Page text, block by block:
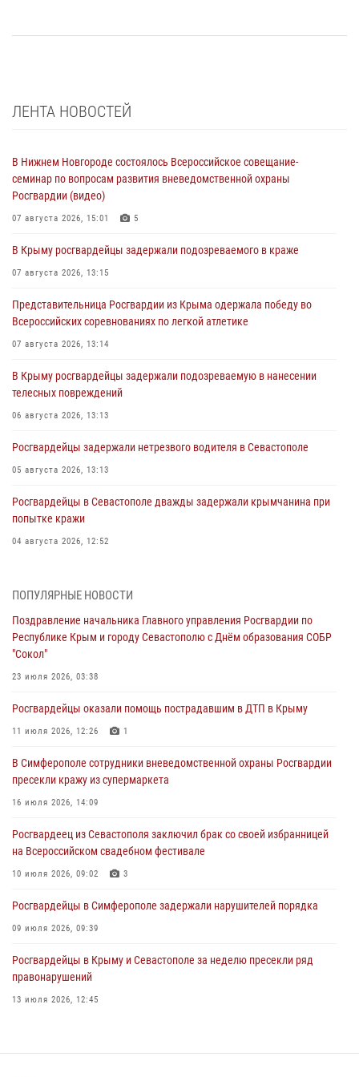
ЛЕНТА НОВОСТЕЙ
В Нижнем Новгороде состоялось Всероссийское совещание-
семинар по вопросам развития вневедомственной охраны
Росгвардии (видео)
07 августа 2026, 15:01 5
В Крыму росгвардейцы задержали подозреваемого в краже
07 августа 2026, 13:15
Представительница Росгвардии из Крыма одержала победу во
Всероссийских соревнованиях по легкой атлетике
07 августа 2026, 13:14
В Крыму росгвардейцы задержали подозреваемую в нанесении
телесных повреждений
06 августа 2026, 13:13
Росгвардейцы задержали нетрезвого водителя в Севастополе
05 августа 2026, 13:13
Росгвардейцы в Севастополе дважды задержали крымчанина при
попытке кражи
04 августа 2026, 12:52
мужчину
Росгвардия в Крыму и Севастополе задержала ряд
правонарушителей
03 августа 2026, 14:08
В Симферополе росгвардейцы задержали гражданина,
подозреваемого в совершении серии краж
Росгвардейцы оперативно задержали нарушителя на охраняемом
объекте в Севастополе
ПОПУЛЯРНЫЕ НОВОСТИ
Поздравление начальника Главного управления Росгвардии по
Республике Крым и городу Севастополю с Днём образования СОБР
"Сокол"
23 июля 2026, 03:38
Росгвардейцы оказали помощь пострадавшим в ДТП в Крыму
11 июля 2026, 12:26 1
В Симферополе сотрудники вневедомственной охраны Росгвардии
пресекли кражу из супермаркета
16 июля 2026, 14:09
Росгвардеец из Севастополя заключил брак со своей избранницей
на Всероссийском свадебном фестивале
10 июля 2026, 09:02 3
Росгвардейцы в Симферополе задержали нарушителей порядка
09 июля 2026, 09:39
Росгвардейцы в Крыму и Севастополе за неделю пресекли ряд
правонарушений
13 июля 2026, 12:45